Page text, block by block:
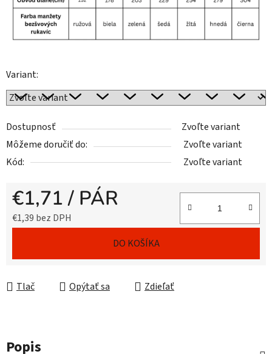
Variant:
Dostupnosť
Zvoľte variant
Môžeme doručiť do:
Zvoľte variant
Kód:
Zvoľte variant
€1,71/ PÁR
€1,39 bez DPH
DO KOŠÍKA
Tlač Opýtať sa Zdieľať
Popis